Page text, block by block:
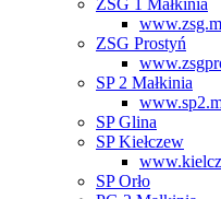
ZSG Prostyń
SP 2 Małkinia
SP Glina
SP Kiełczew
SP Orło